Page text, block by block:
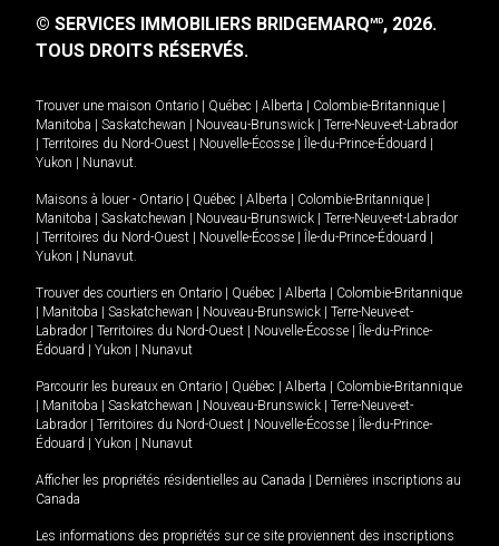
© SERVICES IMMOBILIERS BRIDGEMARQMD, 2026.
TOUS DROITS RÉSERVÉS.
Trouver une maison Ontario Québec Alberta Colombie-Britannique
Manitoba
Saskatchewan Nouveau-Brunswick
Terre-Neuve-et-Labrador
Territoires du Nord-Ouest Nouvelle-Écosse Île-du-Prince-Édouard
Yukon
Nunavut.
Maisons à louer - Ontario Québec Alberta Colombie-Britannique
Manitoba
Saskatchewan Nouveau-Brunswick
Terre-Neuve-et-Labrador
Territoires du Nord-Ouest Nouvelle-Écosse Île-du-Prince-Édouard
Yukon
Nunavut.
Trouver des courtiers en Ontario Québec Alberta
Colombie-Britannique
Manitoba Saskatchewan Nouveau-Brunswick
Terre-Neuve-et-
Labrador
Territoires du Nord-Ouest Nouvelle-Écosse
Île-du-Prince-
Édouard
Yukon Nunavut
Parcourir les bureaux en Ontario Québec Alberta
Colombie-Britannique
Manitoba Saskatchewan Nouveau-Brunswick
Terre-Neuve-et-
Labrador
Territoires du Nord-Ouest Nouvelle-Écosse
Île-du-Prince-
Édouard
Yukon Nunavut
Afficher les propriétés résidentielles au Canada
Dernières inscriptions au
Canada
Les informations des propriétés sur ce site proviennent des inscriptions